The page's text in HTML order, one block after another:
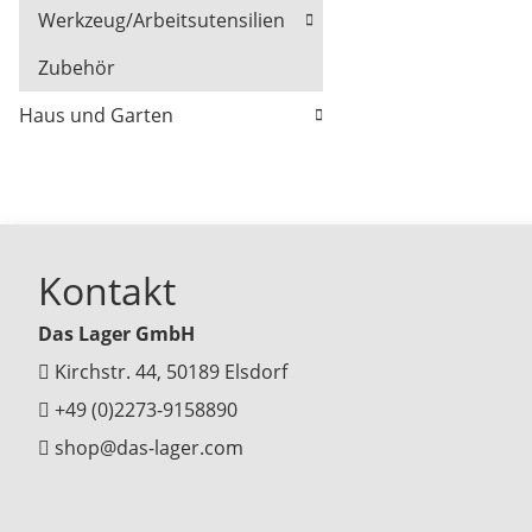
Werkzeug/Arbeitsutensilien
Zubehör
Haus und Garten
Kontakt
Das Lager GmbH
Kirchstr. 44, 50189 Elsdorf
+49 (0)2273-9158890
shop@das-lager.com